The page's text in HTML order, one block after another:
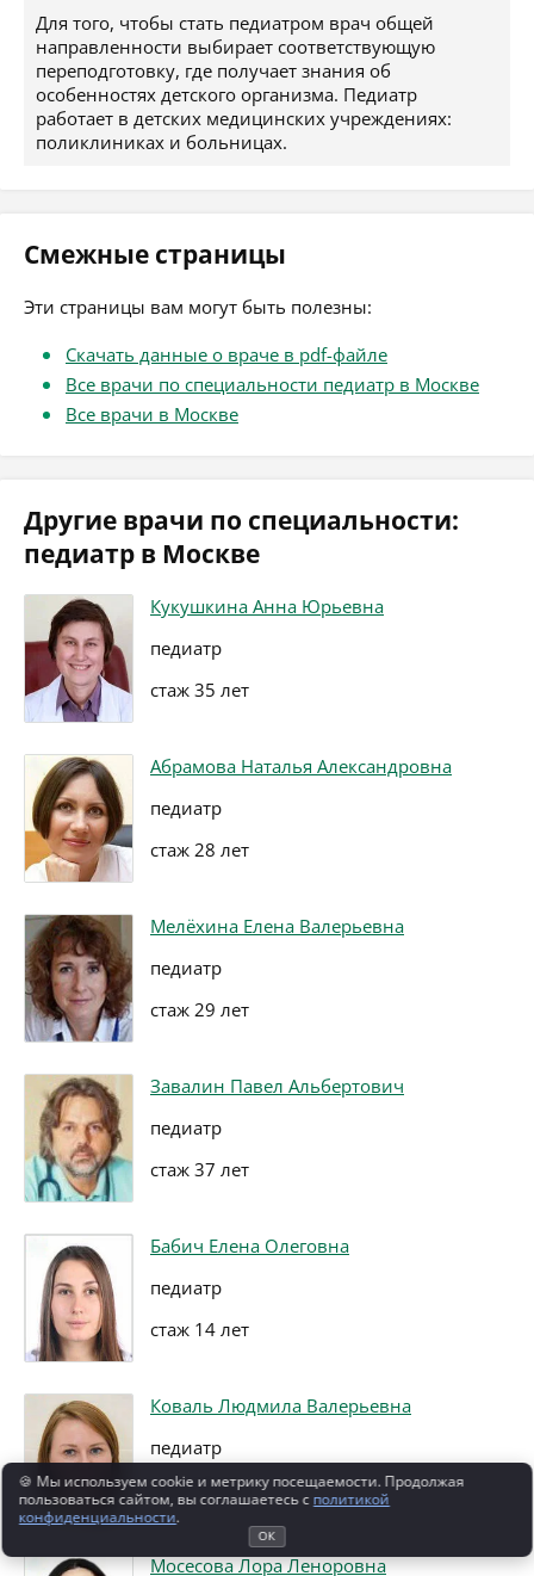
Для того, чтобы стать педиатром врач общей
направленности выбирает соответствующую
переподготовку, где получает знания об
особенностях детского организма. Педиатр
работает в детских медицинских учреждениях:
поликлиниках и больницах.
Смежные страницы
Эти страницы вам могут быть полезны:
Скачать данные о враче в pdf-файле
Все врачи по специальности педиатр в Москве
Все врачи в Москве
Другие врачи по специальности:
педиатр в Москве
Кукушкина Анна Юрьевна
педиатр
стаж 35 лет
Абрамова Наталья Александровна
педиатр
стаж 28 лет
Мелёхина Елена Валерьевна
педиатр
стаж 29 лет
Завалин Павел Альбертович
педиатр
стаж 37 лет
Бабич Елена Олеговна
педиатр
стаж 14 лет
Коваль Людмила Валерьевна
педиатр
стаж 18 лет
Мосесова Лора Леноровна
🍪 Мы используем cookie и метрику посещаемости. Продолжая
пользоваться сайтом, вы соглашаетесь с политикой
конфиденциальности.
ОК